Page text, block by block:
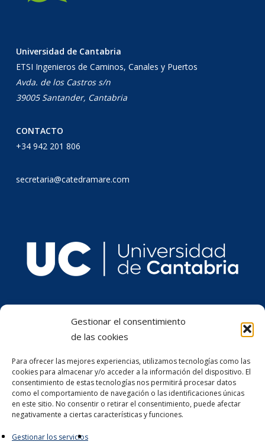
Gestionar el consentimiento
de las cookies
Para ofrecer las mejores experiencias, utilizamos tecnologías como las
cookies para almacenar y/o acceder a la información del dispositivo. El
consentimiento de estas tecnologías nos permitirá procesar datos
como el comportamiento de navegación o las identificaciones únicas
en este sitio. No consentir o retirar el consentimiento, puede afectar
negativamente a ciertas características y funciones.
Gestionar los servicios
Universidad de Cantabria
ETSI Ingenieros de Caminos, Canales y Puertos
Avda. de los Castros s/n
39005 Santander, Cantabria
CONTACTO
+34 942 201 806
secretaria@catedramare.com